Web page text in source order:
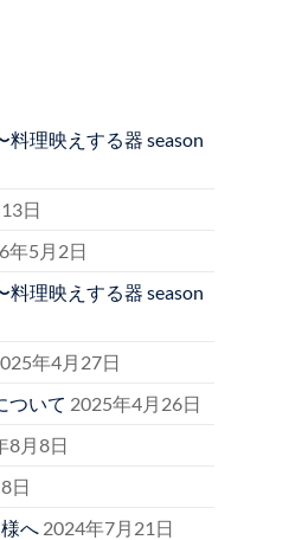
料理映えする器 season
日
年5月2日
料理映えする器 season
年4月27日
ついて 2025年4月26日
8月8日
日
へ 2024年7月21日